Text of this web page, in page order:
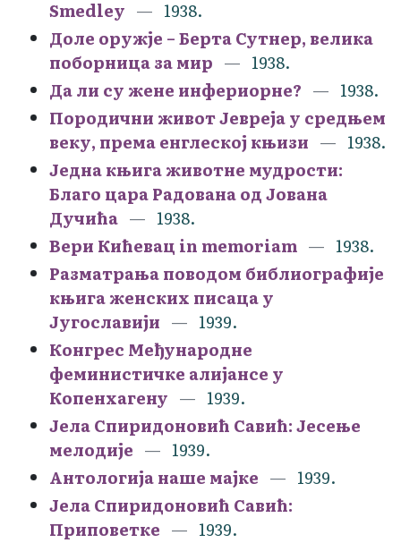
Smedley
1938.
Доле оружје – Берта Сутнер, велика
поборница за мир
1938.
Да ли су жене инфериорне?
1938.
Породични живот Јевреја у средњем
веку, према енглеској књизи
1938.
Једна књига животне мудрости:
Благо цара Радована од Јована
Дучића
1938.
Вери Кићевац in memoriam
1938.
Разматрања поводом библиографије
књига женских писаца у
Југославији
1939.
Конгрес Међународне
феминистичке алијансе у
Копенхагену
1939.
Јела Спиридоновић Савић: Јесење
мелодије
1939.
Антологија наше мајке
1939.
Јела Спиридоновић Савић:
Приповетке
1939.